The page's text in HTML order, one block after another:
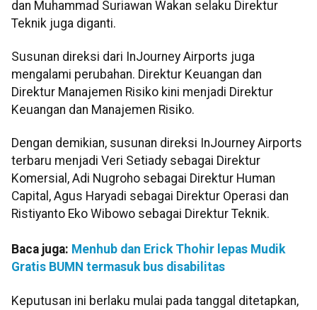
dan Muhammad Suriawan Wakan selaku Direktur
Teknik juga diganti.
Susunan direksi dari InJourney Airports juga
mengalami perubahan. Direktur Keuangan dan
Direktur Manajemen Risiko kini menjadi Direktur
Keuangan dan Manajemen Risiko.
Dengan demikian, susunan direksi InJourney Airports
terbaru menjadi Veri Setiady sebagai Direktur
Komersial, Adi Nugroho sebagai Direktur Human
Capital, Agus Haryadi sebagai Direktur Operasi dan
Ristiyanto Eko Wibowo sebagai Direktur Teknik.
Baca juga: Menhub dan Erick Thohir lepas Mudik
Gratis BUMN termasuk bus disabilitas
Keputusan ini berlaku mulai pada tanggal ditetapkan,